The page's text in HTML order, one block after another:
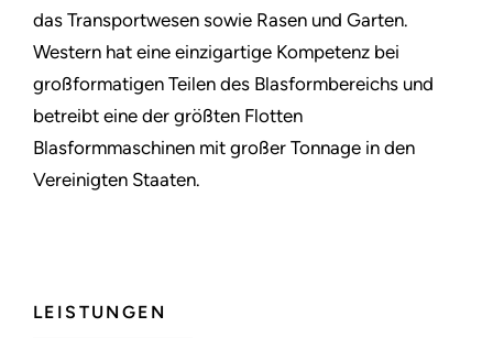
LEISTUNGEN
das Transportwesen sowie Rasen und Garten.
Western hat eine einzigartige Kompetenz bei
großformatigen Teilen des Blasformbereichs und
betreibt eine der größten Flotten
Blasformmaschinen mit großer Tonnage in den
Vereinigten Staaten.